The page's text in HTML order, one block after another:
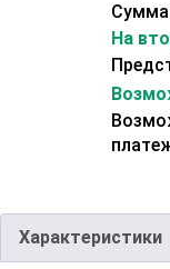
Сумма
На
Характеристики